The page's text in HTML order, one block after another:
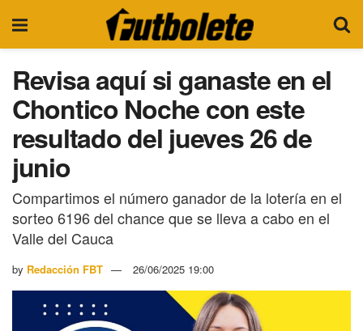
Revisa aquí si ganaste en el
Chontico Noche con este
resultado del jueves 26 de
junio
Compartimos el número ganador de la lotería en el
sorteo 6196 del chance que se lleva a cabo en el
Valle del Cauca
by Redacción FBT 26/06/2025 19:00